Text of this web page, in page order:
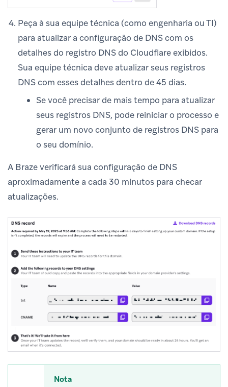
Peça à sua equipe técnica (como engenharia ou TI)
para atualizar a configuração de DNS com os
detalhes do registro DNS do Cloudflare exibidos.
Sua equipe técnica deve atualizar seus registros
DNS com esses detalhes dentro de 45 dias.
Se você precisar de mais tempo para atualizar
seus registros DNS, pode reiniciar o processo e
gerar um novo conjunto de registros DNS para
o seu domínio.
A Braze verificará sua configuração de DNS
aproximadamente a cada 30 minutos para checar
atualizações.
Nota